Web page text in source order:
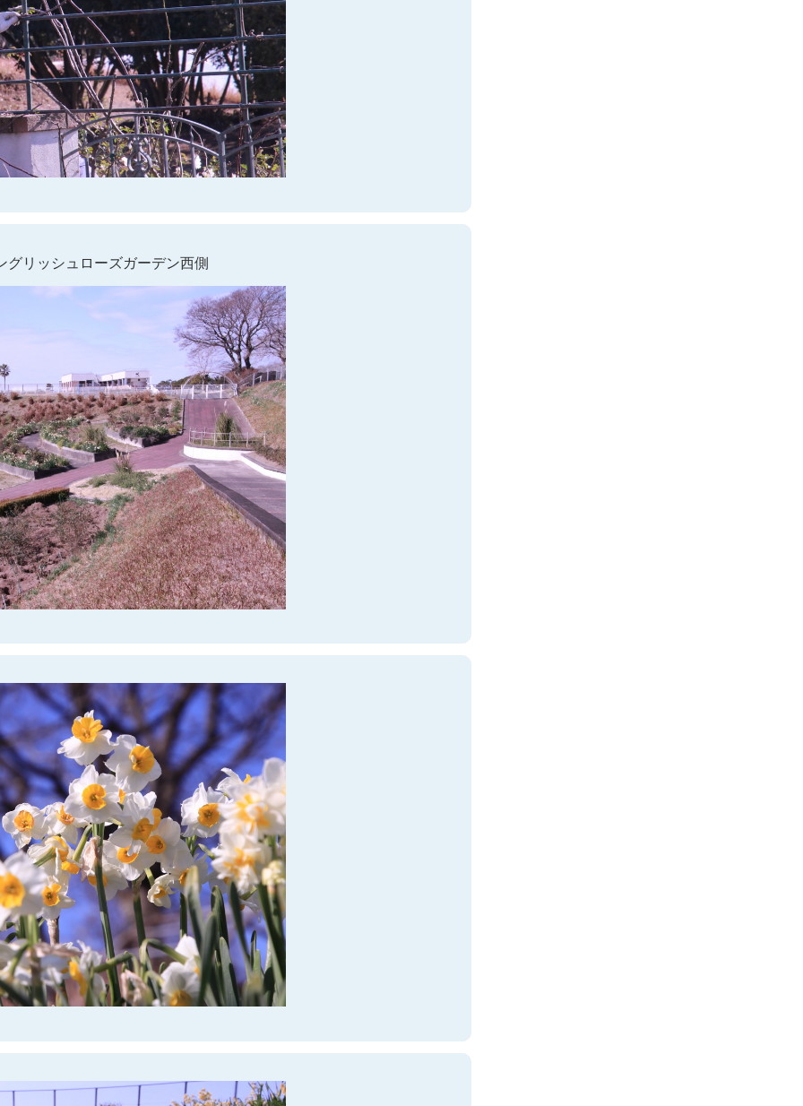
グリッシュローズガーデン西側